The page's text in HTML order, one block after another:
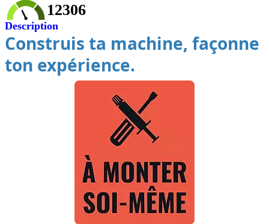
12306
Description
Construis ta machine, façonne
ton expérience.